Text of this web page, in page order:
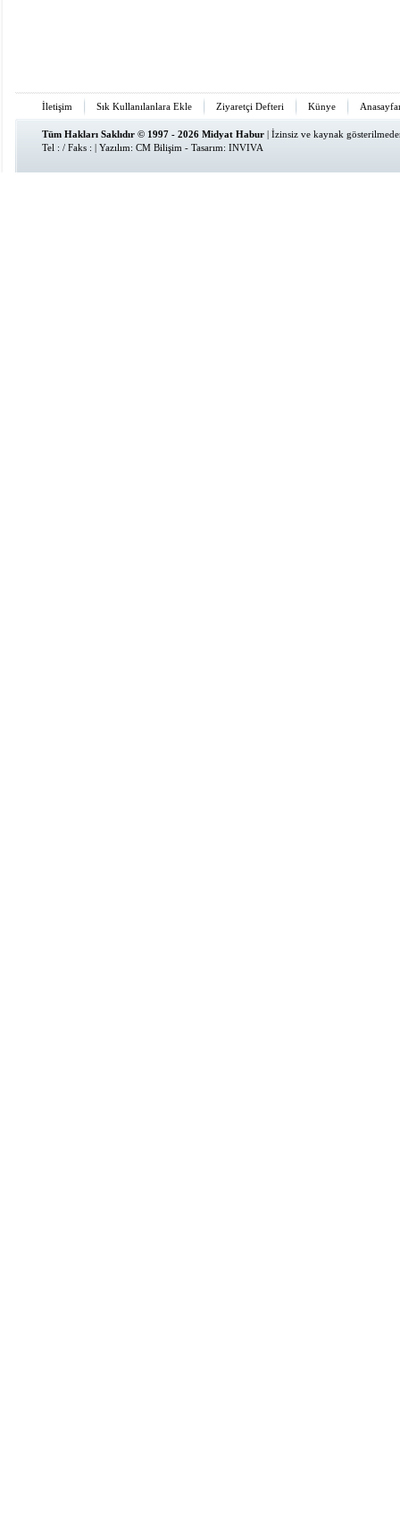
İletişim Sık Kullanılanlara Ekle Ziyaretçi Defteri Künye
Tüm Hakları Saklıdır © 1997 - 2026 Midyat Habur | İzinsiz ve kaynak
Tel : / Faks : | Yazılım: CM Bilişim - Tasarım: INVIVA